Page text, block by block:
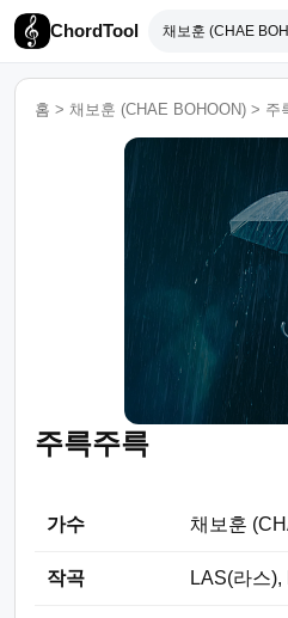
ChordTool
홈 > 채보훈 (CHAE BOHOON) > 주
주륵주륵
가수 채보훈
작곡 LAS(라스),